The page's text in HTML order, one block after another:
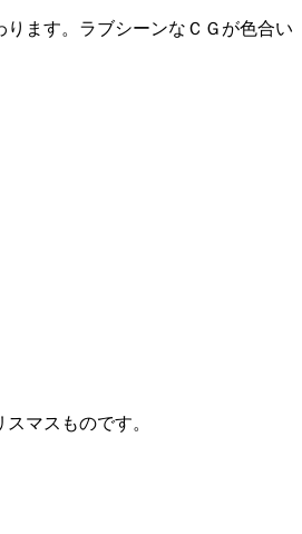
ます。ラブシーンなＣＧが色合い
マスものです。